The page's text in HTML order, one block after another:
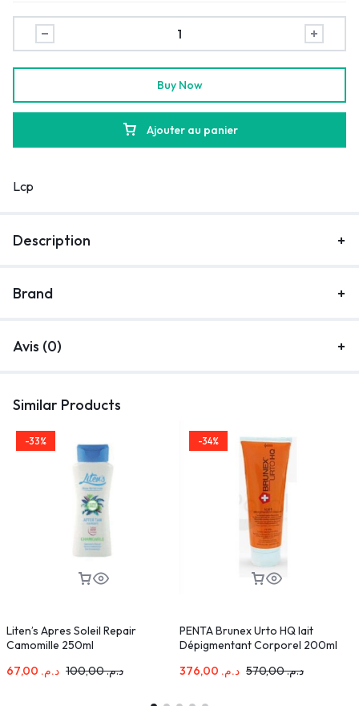
Ajouter au panier
Buy Now
Lcp
Description
Brand
Avis (0)
Similar Products
-33%
Liten’s Apres Soleil Repair
Camomille 250ml
د.م.
د.م.100,00
-34%
PENTA Brunex Urto HQ lait
Dépigmentant Corporel 200ml
د.م.
د.م.570,00